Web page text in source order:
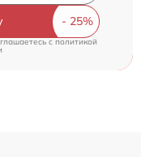
cполитикой